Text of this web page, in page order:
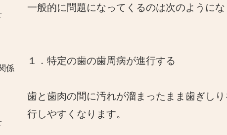
係
一般的に問題になってくるのは次のように
１．特定の歯の歯周病が進行する
歯と歯肉の間に汚れが溜まったまま歯ぎし
行しやすくなります。